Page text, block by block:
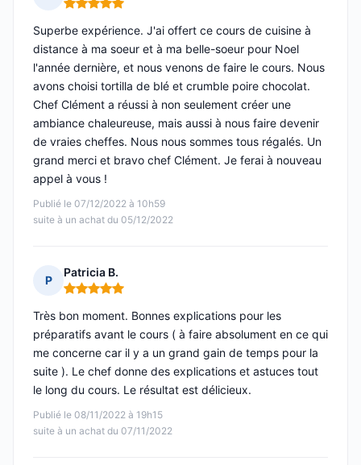
Note : 5 sur 5
Publié le 07/12/2022 à 10h59
suite à un achat du 05/12/2022
Superbe expérience. J'ai offert ce cours de cuisine à
distance à ma soeur et à ma belle-soeur pour Noel
l'année dernière, et nous venons de faire le cours. Nous
avons choisi tortilla de blé et crumble poire chocolat.
Chef Clément a réussi à non seulement créer une
ambiance chaleureuse, mais aussi à nous faire devenir
de vraies cheffes. Nous nous sommes tous régalés. Un
grand merci et bravo chef Clément. Je ferai à nouveau
appel à vous !
P
Patricia B.
Note : 5 sur 5
Publié le 08/11/2022 à 19h15
suite à un achat du 07/11/2022
Très bon moment. Bonnes explications pour les
préparatifs avant le cours ( à faire absolument en ce qui
me concerne car il y a un grand gain de temps pour la
suite ). Le chef donne des explications et astuces tout
le long du cours. Le résultat est délicieux.